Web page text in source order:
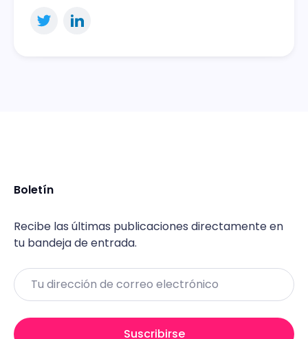
Boletín
Recibe las últimas publicaciones directamente en
tu bandeja de entrada.
Email
Suscribirse